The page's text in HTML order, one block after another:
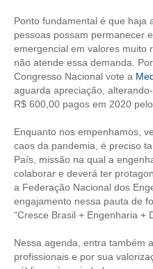
PISO SALARIAL
OPORTUNIDADES
EMPREGO E ESTÁGIO
CARREIRA
AUTÔNOMOS E SERVIÇOS
NEWSLETTER
Ponto fundamental é que haja
pessoas possam permanecer
emergencial em valores muito
não atende essa demanda.
Congresso Nacional vote a
aguarda apreciação,
R$ 600,00 pagos em 2020
Enquanto nos empenhamos,
caos da pandemia, é preciso
País, missão na qual a
colaborar e deverá ter
a Federação Nacional dos
engajamento nessa pauta de
“Cresce Brasil + Engenharia +
Nessa agenda, entra também
profissionais e por sua